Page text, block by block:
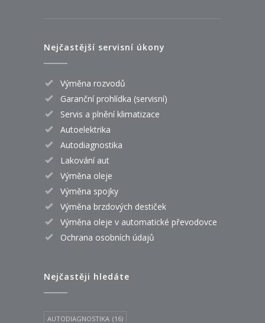
Nejčastější servisní úkony
Výměna rozvodů
Garanční prohlídka (servisní)
Servis a plnění klimatizace
Autoelektrika
Autodiagnostika
Lakování aut
Výměna oleje
Výměna spojky
Výměna brzdových destiček
Výměna oleje v automatické převodovce
Ochrana osobních údajů
Nejčastěji hledáte
AUTODIAGNOSTIKA (16)